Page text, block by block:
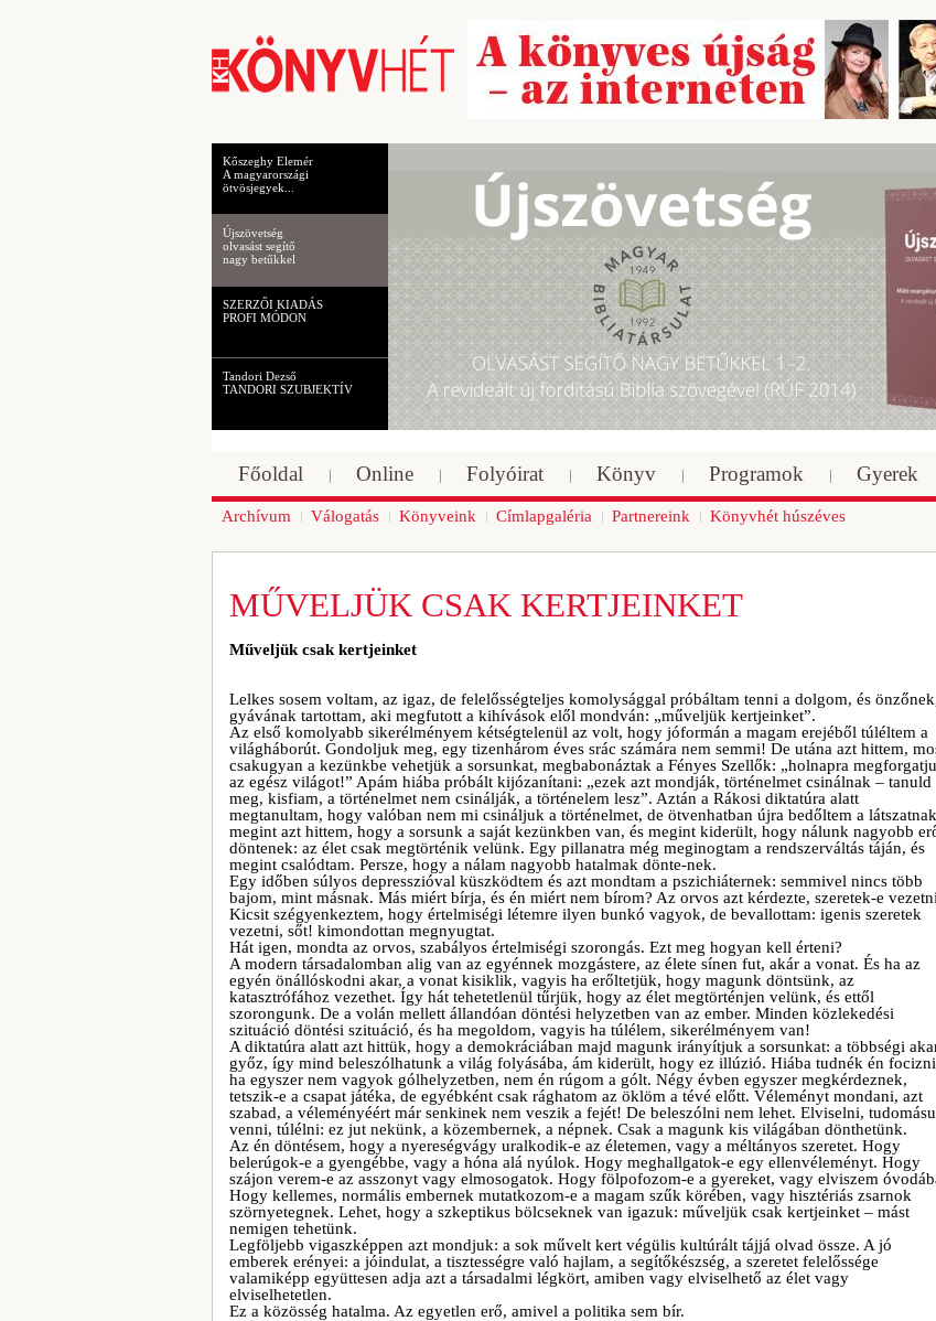
Kőszeghy Elemér
A magyarországi
ötvösjegyek...
Újszövetség
olvasást segítő
nagy betűkkel
SZERZŐI KIADÁS
PROFI MÓDON
Tandori Dezső
TANDORI SZUBJEKTÍV
Főoldal Online Folyóirat Könyv Programok Gyerek
Archívum Válogatás Könyveink Címlapgaléria Partnereink Könyvhét húszéves
MŰVELJÜK CSAK KERTJEINKET
Műveljük csak kertjeinket
Lelkes sosem voltam, az igaz, de felelősségteljes komolysággal próbáltam tenni a dolgom, és
gyávának tartottam, aki megfutott a kihívások elől mondván: „műveljük kertjeinket”.
Az első komolyabb sikerélményem kétségtelenül az volt, hogy jóformán a magam erejéből túléltem a
világháborút. Gondoljuk meg, egy tizenhárom éves srác számára nem semmi! De utána azt hittem,
csakugyan a kezünkbe vehetjük a sorsunkat, megbabonáztak a Fényes Szellők: „holnapra
az egész világot!” Apám hiába próbált kijózanítani: „ezek azt mondják, történelmet csinálnak – tanuld
meg, kisfiam, a történelmet nem csinálják, a történelem lesz”. Aztán a Rákosi diktatúra alatt
megtanultam, hogy valóban nem mi csináljuk a történelmet, de ötvenhatban újra bedőltem a
megint azt hittem, hogy a sorsunk a saját kezünkben van, és megint kiderült, hogy nálunk nagyobb
döntenek: az élet csak megtörténik velünk. Egy pillanatra még meginogtam a rendszerváltás táján, és
megint csalódtam. Persze, hogy a nálam nagyobb hatalmak dönte-nek.
Egy időben súlyos depresszióval küszködtem és azt mondtam a pszichiáternek: semmivel nincs több
bajom, mint másnak. Más miért bírja, és én miért nem bírom? Az orvos azt kérdezte, szeretek-e
Kicsit szégyenkeztem, hogy értelmiségi létemre ilyen bunkó vagyok, de bevallottam: igenis szeretek
vezetni, sőt! kimondottan megnyugtat.
Hát igen, mondta az orvos, szabályos értelmiségi szorongás. Ezt meg hogyan kell érteni?
A modern társadalomban alig van az egyénnek mozgástere, az élete sínen fut, akár a vonat. És ha az
egyén önállóskodni akar, a vonat kisiklik, vagyis ha erőltetjük, hogy magunk döntsünk, az
katasztrófához vezethet. Így hát tehetetlenül tűrjük, hogy az élet megtörténjen velünk, és ettől
szorongunk. De a volán mellett állandóan döntési helyzetben van az ember. Minden közlekedési
szituáció döntési szituáció, és ha megoldom, vagyis ha túlélem, sikerélményem van!
A diktatúra alatt azt hittük, hogy a demokráciában majd magunk irányítjuk a sorsunkat: a többségi
győz, így mind beleszólhatunk a világ folyásába, ám kiderült, hogy ez illúzió. Hiába tudnék én
ha egyszer nem vagyok gólhelyzetben, nem én rúgom a gólt. Négy évben egyszer megkérdeznek,
tetszik-e a csapat játéka, de egyébként csak rághatom az öklöm a tévé előtt. Véleményt mondani, azt
szabad, a véleményéért már senkinek nem veszik a fejét! De beleszólni nem lehet. Elviselni,
venni, túlélni: ez jut nekünk, a közembernek, a népnek. Csak a magunk kis világában dönthetünk.
Az én döntésem, hogy a nyereségvágy uralkodik-e az életemen, vagy a méltányos szeretet. Hogy
belerúgok-e a gyengébbe, vagy a hóna alá nyúlok. Hogy meghallgatok-e egy ellenvéleményt. Hogy
szájon verem-e az asszonyt vagy elmosogatok. Hogy fölpofozom-e a gyereket, vagy elviszem
Hogy kellemes, normális embernek mutatkozom-e a magam szűk körében, vagy hisztériás zsarnok
szörnyetegnek. Lehet, hogy a szkeptikus bölcseknek van igazuk: műveljük csak kertjeinket – mást
nemigen tehetünk.
Legföljebb vigaszképpen azt mondjuk: a sok művelt kert végülis kultúrált tájjá olvad össze. A jó
emberek erényei: a jóindulat, a tisztességre való hajlam, a segítőkészség, a szeretet felelőssége
valamiképp együttesen adja azt a társadalmi légkört, amiben vagy elviselhető az élet vagy
elviselhetetlen.
Ez a közösség hatalma. Az egyetlen erő, amivel a politika sem bír.